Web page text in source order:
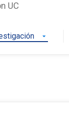
UC
arrow_drop_down